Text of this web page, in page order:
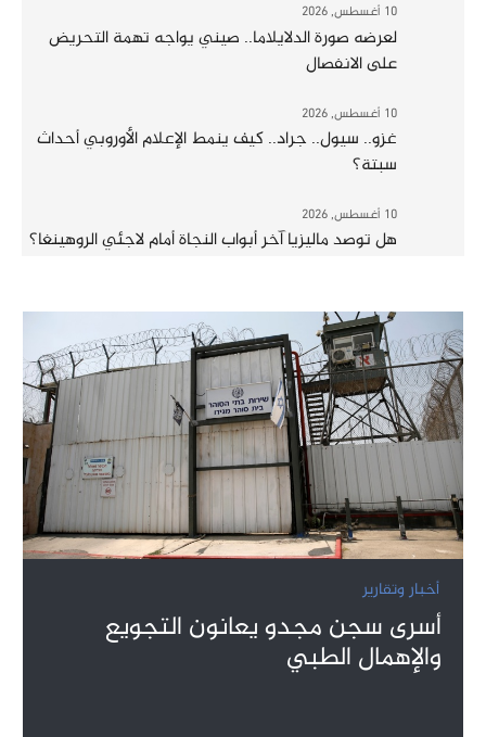
10 أغسطس, 2026
لعرضه صورة الدلايلاما.. صيني يواجه تهمة التحريض
على الانفصال
10 أغسطس, 2026
غزو.. سيول.. جراد.. كيف ينمط الإعلام الأوروبي أحداث
سبتة؟
10 أغسطس, 2026
هل توصد ماليزيا آخر أبواب النجاة أمام لاجئي الروهينغا؟
أخبار وتقارير
أسرى سجن مجدو يعانون التجويع
والإهمال الطبي